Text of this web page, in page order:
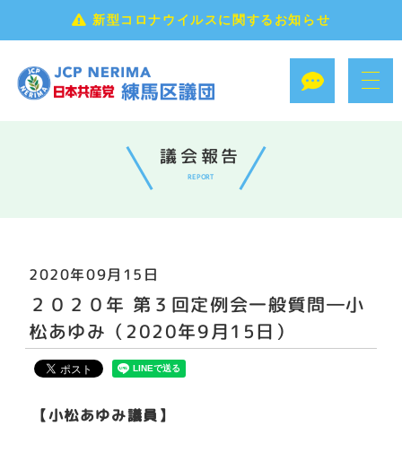
新型コロナウイルスに関するお知らせ
議会報告
REPORT
2020年09月15日
２０２０年 第３回定例会一般質問―小
松あゆみ（2020年9月15日）
【小松あゆみ議員】